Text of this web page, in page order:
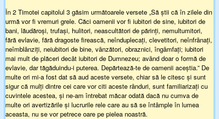
În 2 Timotei capitolul 3 găsim următoarele versete „Să ştii că în zilele din
urmă vor fi vremuri grele. Căci oamenii vor fi iubitori de sine, iubitori de
bani, lăudăroşi, trufaşi, hulitori, neascultători de părinţi, nemultumitori,
fără evlavie, fără dragoste firească, neînduplecaţi, clevetitori, neînfrȃnaţi,
neîmblȃnziţi, neiubitori de bine, vȃnzători, obraznici, îngȃmfaţi; iubitori
mai mult de plăceri decȃt iubitori de Dumnezeu; avȃnd doar o formă de
evlavie, dar tăgăduindu-i puterea. Depărtează-te de oamenii aceştia.” De
multe ori mi-a fost dat să aud aceste versete, chiar să le citesc şi sunt
sigur că mulţi dintre cei care vor citi aceste rȃnduri, sunt familiarizaţi cu
cuvintele acestea, şi ne-am întrebat măcar odată dacă nu cumva de
multe ori avertizările şi lucrurile rele care au să se întȃmple în lumea
aceasta, nu se vor petrece oare pe pielea noastră.